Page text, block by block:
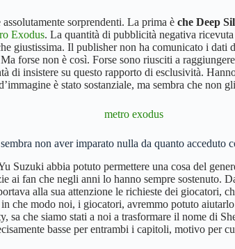
sorprendenti. La prima è che Deep
Exodus. La quantità di pubblicità negativa
giustissima. Il publisher non ha comunicato i dati
forse non è così. Forse sono riusciti a
di insistere su questo rapporto di esclusività.
è stato sostanziale, ma sembra che non
non aver imparato nulla da quanto acceduto
Suzuki abbia potuto permettere una cosa del
ai fan che negli anni lo hanno sempre sostenuto.
alla sua attenzione le richieste dei giocatori,
che modo noi, i giocatori, avremmo potuto
sa che siamo stati a noi a trasformare il nome di
basse per entrambi i capitoli, motivo per